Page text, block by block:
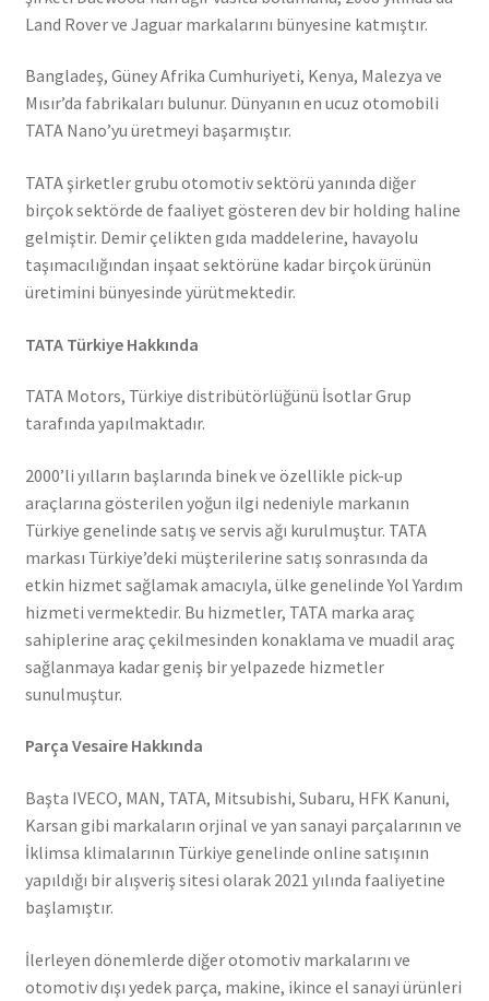
Land Rover ve Jaguar markalarını bünyesine katmıştır.
Bangladeş, Güney Afrika Cumhuriyeti, Kenya, Malezya ve
Mısır’da fabrikaları bulunur. Dünyanın en ucuz otomobili
TATA Nano’yu üretmeyi başarmıştır.
TATA şirketler grubu otomotiv sektörü yanında diğer
birçok sektörde de faaliyet gösteren dev bir holding haline
gelmiştir. Demir çelikten gıda maddelerine, havayolu
taşımacılığından inşaat sektörüne kadar birçok ürünün
üretimini bünyesinde yürütmektedir.
TATA Türkiye Hakkında
TATA Motors, Türkiye distribütörlüğünü İsotlar Grup
tarafında yapılmaktadır.
2000’li yılların başlarında binek ve özellikle pick-up
araçlarına gösterilen yoğun ilgi nedeniyle markanın
Türkiye genelinde satış ve servis ağı kurulmuştur. TATA
markası Türkiye’deki müşterilerine satış sonrasında da
etkin hizmet sağlamak amacıyla, ülke genelinde Yol Yardım
hizmeti vermektedir. Bu hizmetler, TATA marka araç
sahiplerine araç çekilmesinden konaklama ve muadil araç
sağlanmaya kadar geniş bir yelpazede hizmetler
sunulmuştur.
Parça Vesaire Hakkında
Başta IVECO, MAN, TATA, Mitsubishi, Subaru, HFK Kanuni,
Karsan gibi markaların orjinal ve yan sanayi parçalarının ve
İklimsa klimalarının Türkiye genelinde online satışının
yapıldığı bir alışveriş sitesi olarak 2021 yılında faaliyetine
başlamıştır.
İlerleyen dönemlerde diğer otomotiv markalarını ve
otomotiv dışı yedek parça, makine, ikince el sanayi ürünleri